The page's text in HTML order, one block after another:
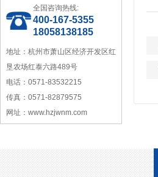
中国塑料加工工业协会理事
全国咨询热线:
400-167-5355
18058138185
地址：杭州市萧山区经济开发区红
垦农场红泰六路489号
电话：0571-83532215
传真：0571-82879575
网址：www.hzjwnm.com